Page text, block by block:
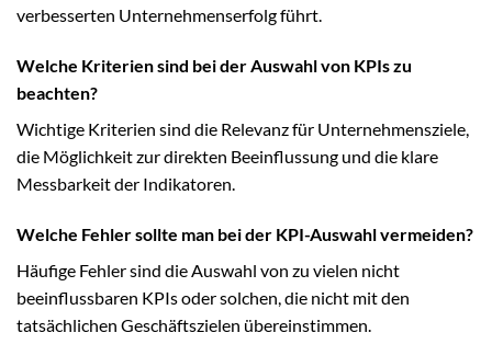
verbesserten Unternehmenserfolg führt.
Welche Kriterien sind bei der Auswahl von KPIs zu
beachten?
Wichtige Kriterien sind die Relevanz für Unternehmensziele,
die Möglichkeit zur direkten Beeinflussung und die klare
Messbarkeit der Indikatoren.
Welche Fehler sollte man bei der KPI-Auswahl vermeiden?
Häufige Fehler sind die Auswahl von zu vielen nicht
beeinflussbaren KPIs oder solchen, die nicht mit den
tatsächlichen Geschäftszielen übereinstimmen.